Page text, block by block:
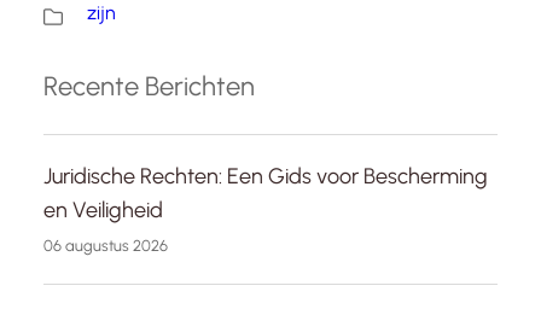
zijn
Recente Berichten
Juridische Rechten: Een Gids voor Bescherming
en Veiligheid
06 augustus 2026